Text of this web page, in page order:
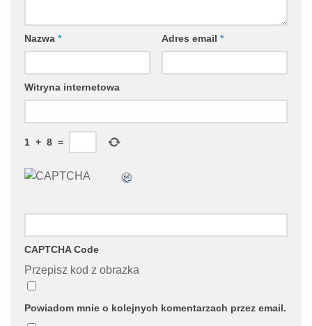
Nazwa * Adres email *
Witryna internetowa
1 + 8 =
CAPTCHA Code
Przepisz kod z obrazka
Powiadom mnie o kolejnych komentarzach przez email.